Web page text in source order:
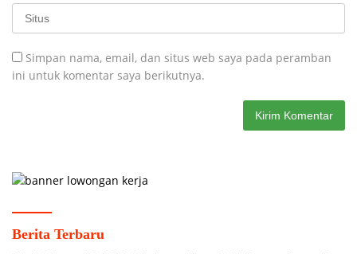
Simpan nama, email, dan situs web saya pada peramban
ini untuk komentar saya berikutnya.
Berita Terbaru